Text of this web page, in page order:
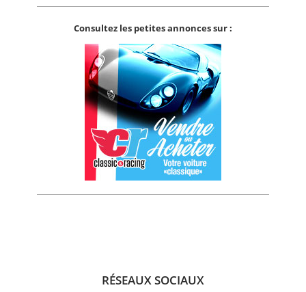
Consultez les petites annonces sur :
RÉSEAUX SOCIAUX